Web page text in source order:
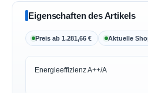
Eigenschaften des Artikels
Preis ab 1.281,66 € Aktuelle
Energieeffizienz A++/A